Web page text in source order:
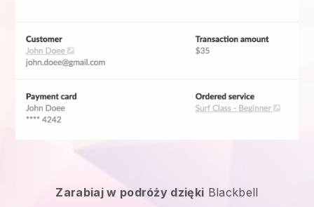
Zarabiaj w podróży dzięki Blackbell